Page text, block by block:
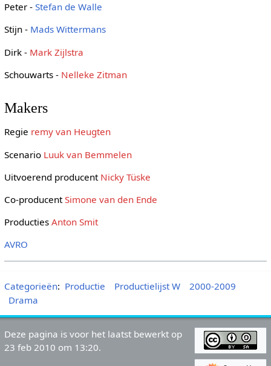
Peter - Stefan de Walle
Stijn - Mads Wittermans
Dirk - Mark Zijlstra
Schouwarts - Nelleke Zitman
Makers
Regie remy van Heugten
Scenario Luuk van Bemmelen
Uitvoerend producent Nicky Tüske
Co-producentSimone van den Ende
Producties Anton Smit
AVRO
Categorieën: Productie Productielijst W
2000-2009
Drama
Deze pagina is voor het laatst bewerkt op
23 feb 2010 om 13:20.